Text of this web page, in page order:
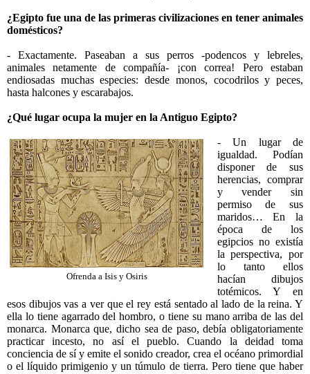
¿Egipto fue una de las primeras civilizaciones en tener animales
domésticos?
- Exactamente. Paseaban a sus perros -podencos y lebreles,
animales netamente de compañía- ¡con correa! Pero estaban
endiosadas muchas especies: desde monos, cocodrilos y peces,
hasta halcones y escarabajos.
¿Qué lugar ocupa la mujer en la Antiguo Egipto?
Ofrenda a Isis y Osiris
- Un lugar de
igualdad. Podían
disponer de sus
herencias, comprar
y vender sin
permiso de sus
maridos… En la
época de los
egipcios no existía
la perspectiva, por
lo tanto ellos
hacían dibujos
totémicos. Y en
esos dibujos vas a ver que el rey está sentado al lado de la reina. Y
ella lo tiene agarrado del hombro, o tiene su mano arriba de las del
monarca. Monarca que, dicho sea de paso, debía obligatoriamente
practicar incesto, no así el pueblo. Cuando la deidad toma
conciencia de sí y emite el sonido creador, crea el océano primordial
o el líquido primigenio y un túmulo de tierra. Pero tiene que haber